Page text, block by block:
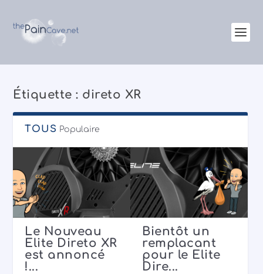
Étiquette : direto XR
TOUS Populaire
Le Nouveau
Elite Direto XR
est annoncé
!...
Bientôt un
remplacant
pour le Elite
Dire...